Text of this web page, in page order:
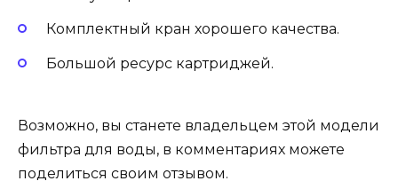
Комплектный кран хорошего качества.
Большой ресурс картриджей.
Возможно, вы станете владельцем этой модели
фильтра для воды, в комментариях можете
поделиться своим отзывом.